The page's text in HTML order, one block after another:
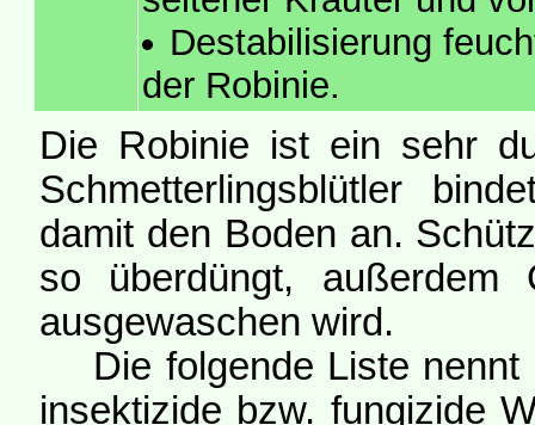
Destabilisierung
der Robinie.
Die Robinie ist ein sehr
Schmetterlingsblütler
damit den Boden an.
so überdüngt,
ausgewaschen wird.
Die folgende Liste nennt
insektizide bzw. fungizide